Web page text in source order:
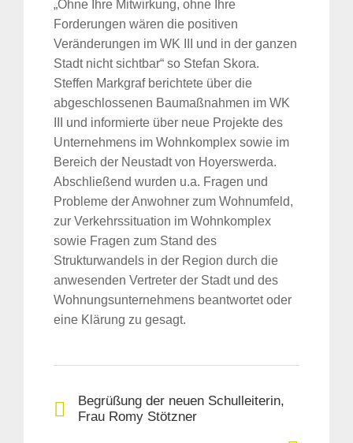
„Ohne Ihre Mitwirkung, ohne Ihre
Forderungen wären die positiven
Veränderungen im WK III und in der ganzen
Stadt nicht sichtbar“ so Stefan Skora.
Steffen Markgraf berichtete über die
abgeschlossenen Baumaßnahmen im WK
III und informierte über neue Projekte des
Unternehmens im Wohnkomplex sowie im
Bereich der Neustadt von Hoyerswerda.
Abschließend wurden u.a. Fragen und
Probleme der Anwohner zum Wohnumfeld,
zur Verkehrssituation im Wohnkomplex
sowie Fragen zum Stand des
Strukturwandels in der Region durch die
anwesenden Vertreter der Stadt und des
Wohnungsunternehmens beantwortet oder
eine Klärung zu gesagt.
Begrüßung der neuen Schulleiterin,
Frau Romy Stötzner